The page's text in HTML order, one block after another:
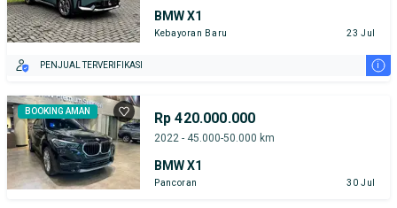
BMW X1
Kebayoran Baru 23 Jul
PENJUAL TERVERIFIKASI i
BOOKING AMAN Rp 420.000.000
2022 - 45.000-50.000 km
BMW X1
Pancoran 30 Jul